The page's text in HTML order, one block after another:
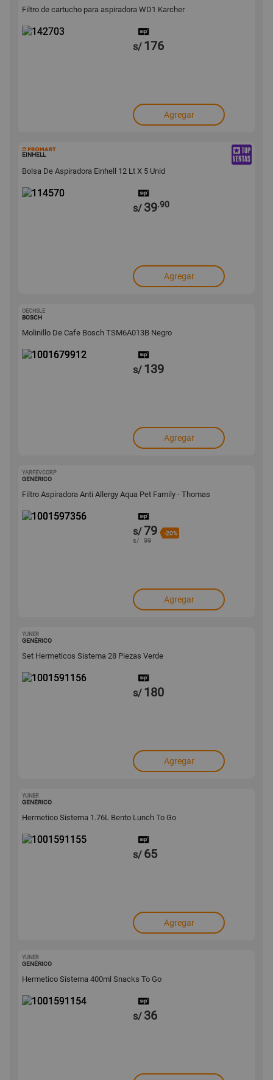
Filtro de cartucho para aspiradora WD1 Karcher
s/ 176
Agregar
EINHELL
Bolsa De Aspiradora Einhell 12 Lt X 5 Unid
s/ 39.90
Agregar
OECHSLE
BOSCH
Molinillo De Cafe Bosch TSM6A013B Negro
s/ 139
Agregar
YARFEVCORP
GENÉRICO
Filtro Aspiradora Anti Allergy Aqua Pet Family - Thomas
s/79 -20%
s/ 99
Agregar
YUNER
GENÉRICO
Set Hermeticos Sistema 28 Piezas Verde
s/ 180
Agregar
YUNER
GENÉRICO
Hermetico Sistema 1.76L Bento Lunch To Go
s/ 65
Agregar
YUNER
GENÉRICO
Hermetico Sistema 400ml Snacks To Go
s/ 36